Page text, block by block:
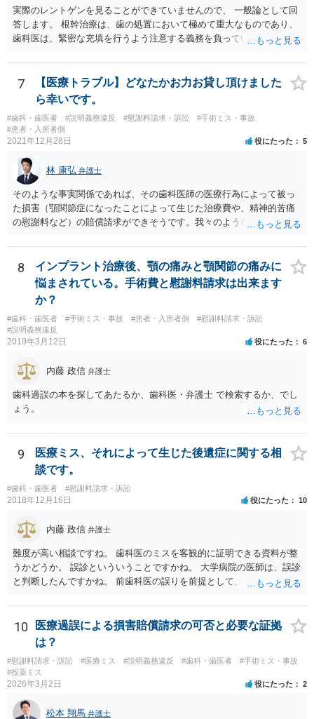
該解雇が前項に規定する事由を理由とする解雇でないことを証明した
ときは、この限りでない。
ついて虚偽の説明があったのであれば、不実告知取消ということも考
えられます（消費者契約法４条１項１号）。 ③そのほか、歯科治療
中、抗らうことが困難な状態で保険外治療の勧誘をされたということ
であれば、最近（令和５年６月１日）施行されたばかりですが、 退去
困難場所（たとえば、待合から診察台へ）に同行された上で困惑して
契約したという類型の取消権（改正消費者契約法４条３項３号）も使
える可能性があります。 一旦、書面で消費者契約法に基づく取消権を
行使するので払えないという 通知をして様子をみるのも手かと思いま
す。 その他、消費生活センターに相談して、間に入ってもらうことも
手かもしれません。
実際のレントゲンを見ることができていませんので、 一般論として回
答します。 根幹治療は、歯の処置において極めて重大なものであり、
歯科医は、緊密な充填を行うよう注意する義務を負っていると考えら
号事件） 当該義務に違反した場合、診療契約の不履行又は不法行為に
基づく損害賠償請求の可能性が生じます。 慰謝料に関しては、通院慰
謝料といった形での請求になろうかと思います。
7
【医療トラブル】どなたかお力お貸し頂けました
ら幸いです。
#歯科・歯医者 #説明義務違反 #慰謝料請求・訴訟
#手術ミス・事故
#患者・入所者側
2021年12月28日 役にたった 5
林 康弘 弁護士
そのような事実関係であれば、その歯科医師の医療行為によって被っ
た損害（顎関節症になったことによって生じた治療費や、精神的苦痛
の慰謝料など）の賠償請求ができそうです。我々のような弁護士に依
科）の先生の協力等を得ることも必要だと思います。
8
インプラント治療後、顎の痛みと顎関節の痛みに
悩まされている。手術費と慰謝料請求は出来ます
か？
#歯科・歯医者 #手術ミス・事故 #患者・入所者側
#慰謝料請求・訴訟
#説明義務違反
2019年3月12日 役にたった 6
内藤 政信 弁護士
歯科過誤の本を探してあたるか、歯科医・弁護士 で検索するか、でし
ょう。
9
医療ミス、それによって生じた後遺症に関する相
談です。
#歯科・歯医者 #慰謝料請求・訴訟
2018年12月16日 役にたった 10
内藤 政信 弁護士
難度が高い相談ですね。 歯科医のミスを客観的に証明できる資料が整
うかどうか。 誤診といういうことですかね。 大学病院の医師は、誤診
と判断したんですかね。 前歯科医の誤りを前提として、 その医師はど
前医師の診断の誤りに起因するものかどうか、 大学病院の医師は、ど
う見ているんでしょうかね。 歯科医の資格を持ってる弁護士もいます
ね。 そのような弁護士を探すのもいいと思いますね。
10
医療過誤による損害賠償請求の可否と必要な証拠
は？
#慰謝料請求・訴訟 #医療ミス #説明義務違反 #歯科・歯医者
#手術ミス・事故
#投薬ミス
2026年3月2日 役にたった 2
松本 翔馬 弁護士